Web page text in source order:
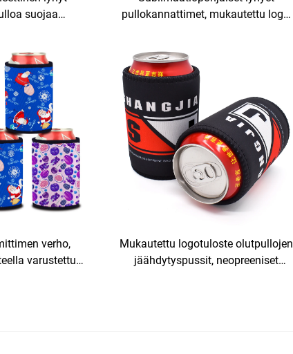
suojaa
pullokannattimet, mukautettu logo,
verho,
varustettu,
Mukautettu logotuloste olutpullojen
jäähdytyspussit, neopreeniset